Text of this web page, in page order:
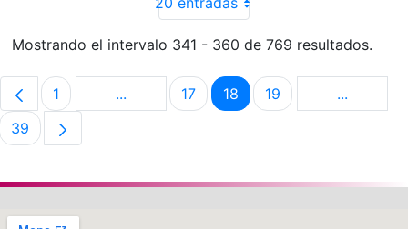
Mostrando el intervalo 341 - 360 de 769 resultados.
Página
1 ...Páginas intermedias Use TAB para
Página
17 Página
18 Página
19 ...Páginas
Página
39